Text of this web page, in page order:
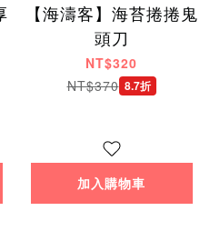
【海濤客】海苔捲捲鬼
頭刀
NT$320
NT$370 8.7折
加入購物車